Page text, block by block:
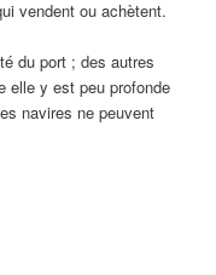
vendent ou achètent.
du port ; des autres
elle y est peu profonde
navires ne peuvent